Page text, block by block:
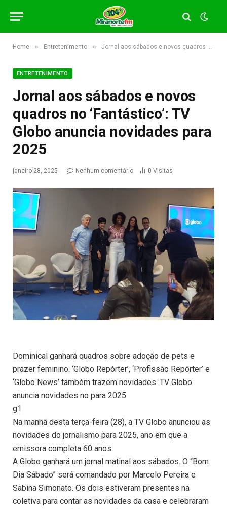
Home » Entretenimento » Jornal aos sábados e novos quadros no ‘Fantástico’: TV Globo anuncia novidades para 2025
ENTRETENIMENTO
Jornal aos sábados e novos
quadros no ‘Fantástico’: TV
Globo anuncia novidades para
2025
janeiro 28, 2025 Nenhum comentário 0 Visitas
Dominical ganhará quadros sobre adoção de pets e
prazer feminino. ‘Globo Repórter’, ‘Profissão Repórter’ e
‘Globo News’ também trazem novidades. TV Globo
anuncia novidades no para 2025
g1
Na manhã desta terça-feira (28), a TV Globo anunciou as
novidades do jornalismo para 2025, ano em que a
emissora completa 60 anos.
A Globo ganhará um jornal matinal aos sábados. O “Bom
Dia Sábado” será comandado por Marcelo Pereira e
Sabina Simonato. Os dois estiveram presentes na
coletiva para contar as novidades da casa e celebraram